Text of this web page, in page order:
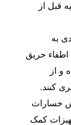
قبل از
به
حریق
و از
کنند.
خسارات
کمک